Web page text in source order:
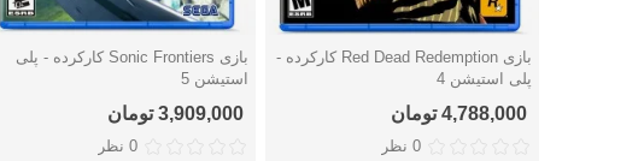
دوست داشتن
بازی Red Dead Redemption کارکرده -
پلی استیشن 4
4,788,000 تومان
0 نظر
دوست داشتن بازی Sonic Frontiers کارکرده - پلی
استیشن 5
3,909,000 تومان
0 نظر